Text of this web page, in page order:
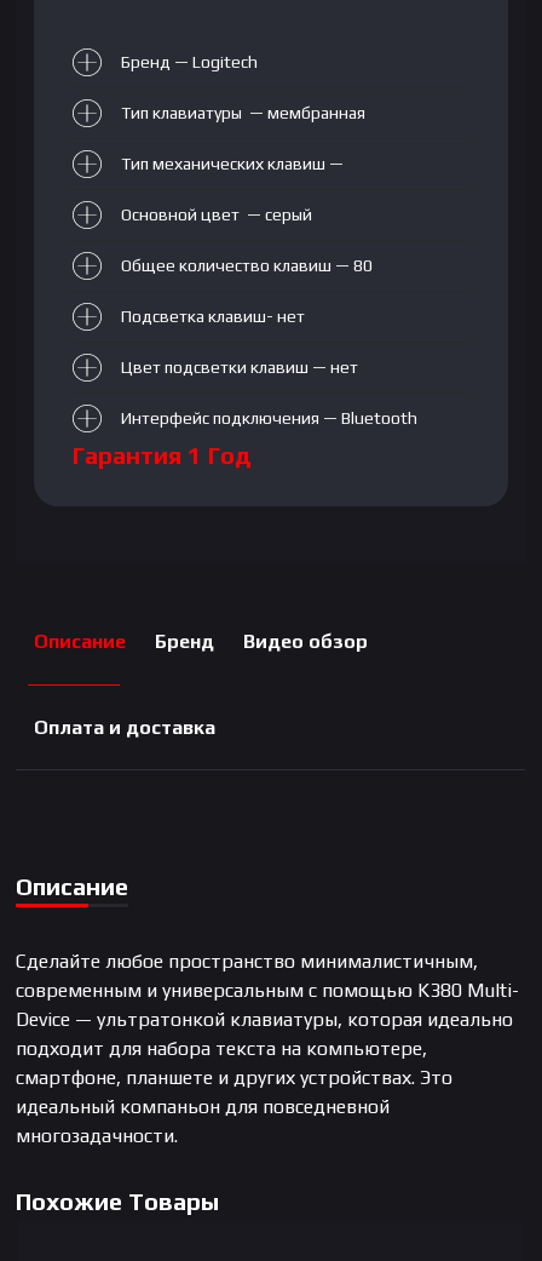
Бренд — Logitech
Тип клавиатуры — мембранная
Тип механических клавиш —
Основной цвет — серый
Общее количество клавиш — 80
Подсветка клавиш- нет
Цвет подсветки клавиш — нет
Интерфейс подключения — Bluetooth
Гарантия 1 Год
Описание Бренд Видео обзор
Оплата и доставка
Описание
Сделайте любое пространство минималистичным,
современным и универсальным с помощью K380 Multi-
Device — ультратонкой клавиатуры, которая идеально
подходит для набора текста на компьютере,
смартфоне, планшете и других устройствах. Это
идеальный компаньон для повседневной
многозадачности.
Похожие Товары